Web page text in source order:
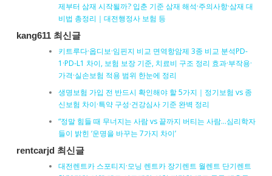
제부터 삼재 시작될까? 입춘 기준 삼재 해석·주의사항·삼재 대
비법 총정리｜대전행정사 보험 등
kang611 최신글
키트루다·옵디보·임핀지 비교 면역항암제 3종 비교 분석PD-
1·PD-L1 차이, 보험 보장 기준, 치료비 구조 정리 효과·부작용·
가격·실손보험 적용 범위 한눈에 정리
생명보험 가입 전 반드시 확인해야 할 5가지｜정기보험 vs 종
신보험 차이·특약 구성·건강심사 기준 완벽 정리
“정말 힘들 때 무너지는 사람 vs 끝까지 버티는 사람…심리학자
들이 밝힌 ‘운명을 바꾸는 7가지 차이’
rentcarjd 최신글
대전렌트카 스포티지·모닝 렌트카 장기렌트 월렌트 단기렌트